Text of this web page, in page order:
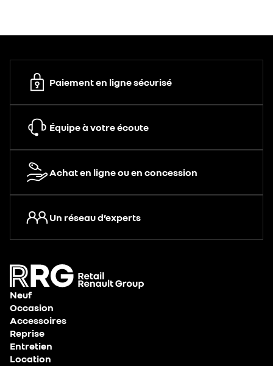
Paiement en ligne sécurisé
Équipe à votre écoute
Achat en ligne ou en concession
Un réseau d’experts
Neuf
Occasion
Accessoires
Reprise
Entretien
Location